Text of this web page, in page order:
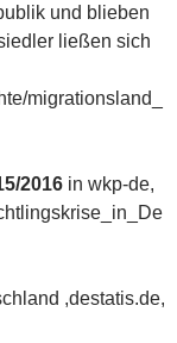
und blieben
ließen sich
migrationsland_
2016 in wkp-de,
,destatis.de,